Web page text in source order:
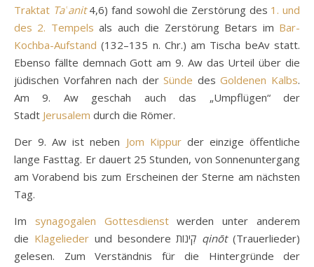
Traktat Taʿanit4,6) fand sowohl die Zerstörung des 1. und
des 2. Tempels als auch die Zerstörung Betars im Bar-
Kochba-Aufstand (132–135 n. Chr.) am Tischa beAv statt.
Ebenso fällte demnach Gott am 9. Aw das Urteil über die
jüdischen Vorfahren nach derSünde desGoldenen Kalbs.
Am 9. Aw geschah auch das „Umpflügen“ der
Stadt Jerusalem durch die Römer.
Der 9. Aw ist neben Jom Kippurder einzige öffentliche
lange Fasttag. Er dauert 25 Stunden, von Sonnenuntergang
am Vorabend bis zum Erscheinen der Sterne am nächsten
Tag.
Im synagogalen Gottesdienstwerden unter anderem
die Klagelieder qinōt(Trauerlieder)
gelesen. Zum Verständnis für die Hintergründe der